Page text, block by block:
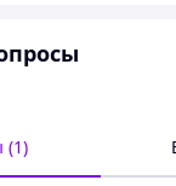
изображения в
свяжитесь с
фото могут
(1)